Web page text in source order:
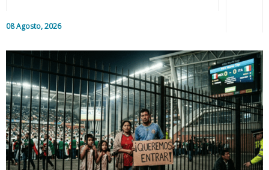
08 Agosto, 2026
Editorial
Nacional
Colaboradores
Internacional